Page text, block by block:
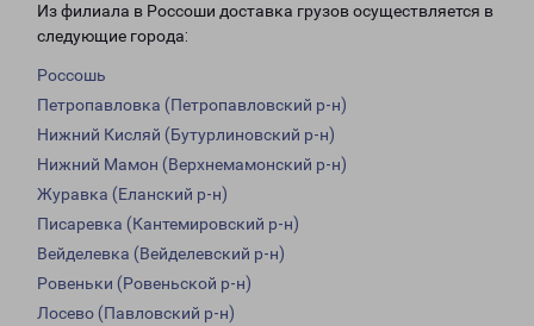
Из филиала в Россоши доставка грузов осуществляется в
следующие города:
Россошь
Петропавловка (Петропавловский р-н)
Нижний Кисляй (Бутурлиновский р-н)
Нижний Мамон (Верхнемамонский р-н)
Журавка (Еланский р-н)
Писаревка (Кантемировский р-н)
Вейделевка (Вейделевский р-н)
Ровеньки (Ровеньской р-н)
Лосево (Павловский р-н)